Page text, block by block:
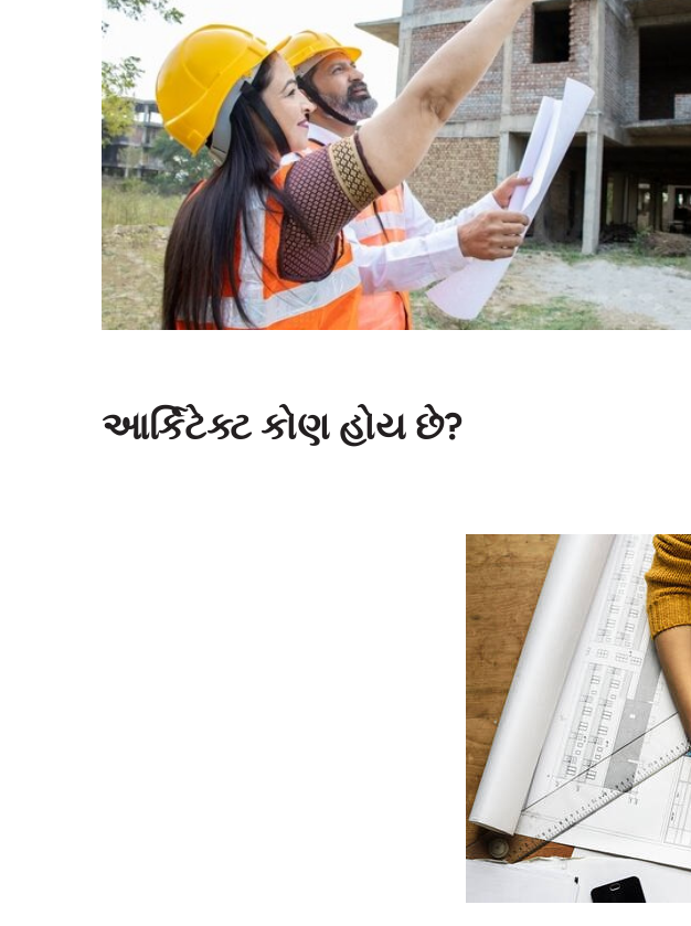
આર્કિટેક્ટ કોણ હોય છે?